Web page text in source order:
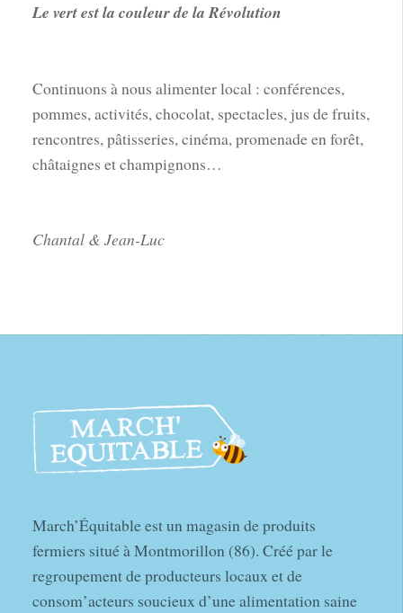
Le vert est la couleur de la Révolution
Continuons à nous alimenter local : conférences,
pommes, activités, chocolat, spectacles, jus de fruits,
rencontres, pâtisseries, cinéma, promenade en forêt,
châtaignes et champignons…
Chantal & Jean-Luc
March’Équitable est un magasin de produits
fermiers situé à Montmorillon (86). Créé par le
regroupement de producteurs locaux et de
consom’acteurs soucieux d’une alimentation saine